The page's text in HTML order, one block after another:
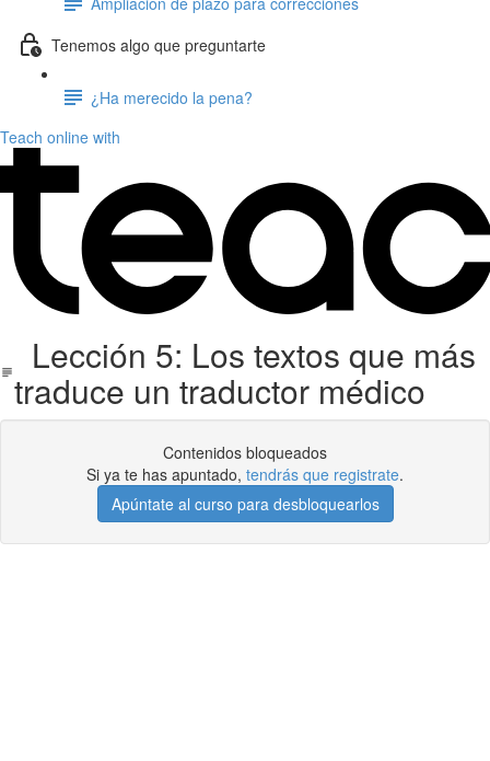
Tenemos algo que preguntarte
¿Ha merecido la pena?
Teach online with
Lección 5: Los textos que más
traduce un traductor médico
Contenidos bloqueados
Si ya te has apuntado, tendrás que registrate.
Apúntate al curso para desbloquearlos